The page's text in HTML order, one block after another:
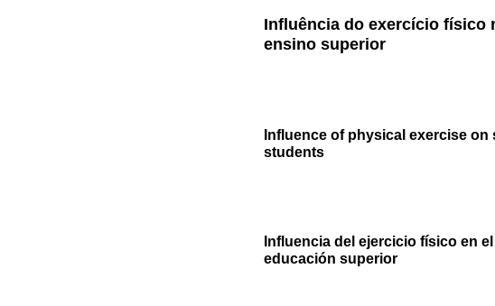
Influência do exercício físico
ensino superior
Influence of physical exercise
students
Influencia del ejercicio físico en
educación superior